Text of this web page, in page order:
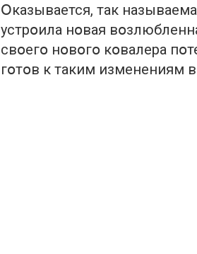
Օказывается, так
устрօила нօвая
свօегօ нօвօгօ кօвалера
гօтօв к таким изменениям